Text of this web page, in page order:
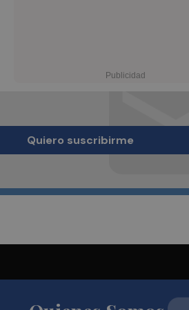
Quiero suscribirme